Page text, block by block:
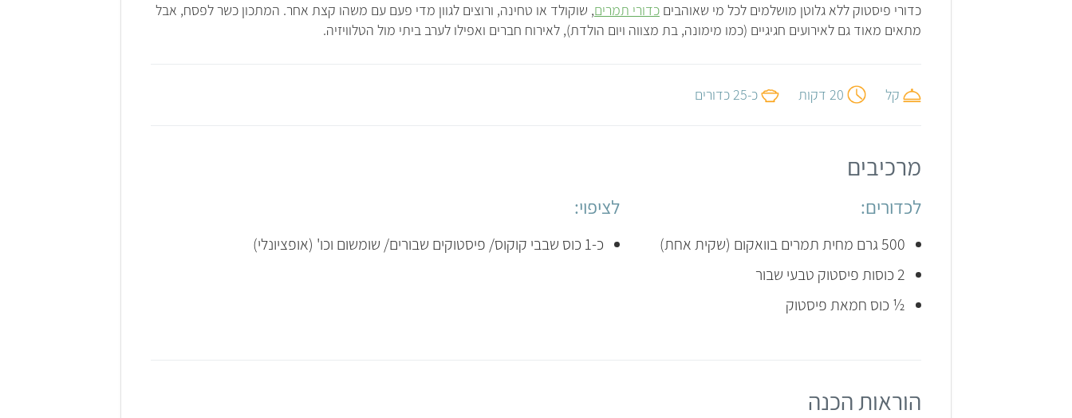
כדורי פיסטוק ללא גלוטן מושלמים לכל מי שאוהבים כדורי תמרים, שוקולד או טחינה, ורוצים לגוון מדי פעם עם משהו קצת אחר. המתכון כשר לפסח, אבל
מתאים מאוד גם לאירועים חגיגיים (כמו מימונה, בת מצווה ויום הולדת), לאירוח חברים ואפילו לערב ביתי מול הטלוויזיה.
קל 20 דקות כ-25 כדורים
מרכיבים
לכדורים:
500 גרם מחית תמרים בוואקום (שקית אחת)
2 כוסות פיסטוק טבעי שבור
½ כוס חמאת פיסטוק
לציפוי:
כ-1 כוס שבבי קוקוס/ פיסטוקים שבורים/ שומשום וכו' (אופציונלי)
הוראות הכנה